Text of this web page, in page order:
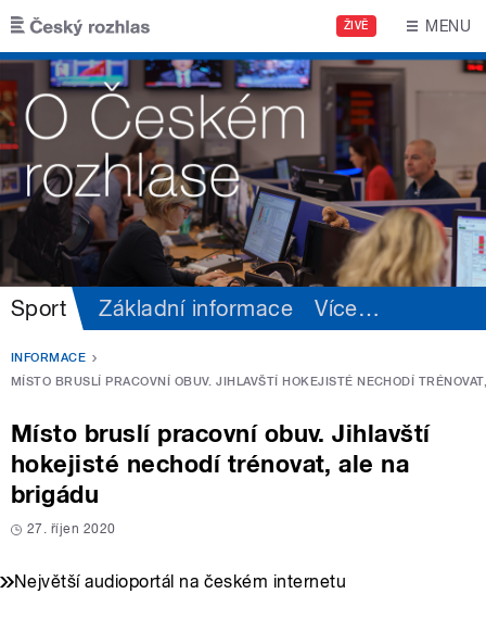
Přejít k hlavnímu obsahu
ŽIVĚ MENU
Sport Základní informace Více…
INFORMACE
MÍSTO BRUSLÍ PRACOVNÍ OBUV. JIHLAVŠTÍ HOKEJISTÉ NECHODÍ
Místo bruslí pracovní obuv. Jihlavští
hokejisté nechodí trénovat, ale na
brigádu
27. říjen 2020
Největší audioportál na českém internetu